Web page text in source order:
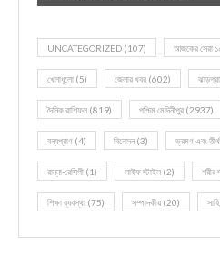
UNCATEGORIZED (107) আজকের সেরা
খেলাধূলো (5) জেলার খবর (602)
দৈনিক রাশিফল (819) পশ্চিম মেদিনীপুর (2937)
বন্যপ্রাণ (4) বিনোদন(3) ভ্রমণ এবং
রান্না-রেসিপী (1) লাইফ স্টাইল (2) শরীর
শিক্ষা ব্যবস্থা (75) সম্পাদকীয় (20)